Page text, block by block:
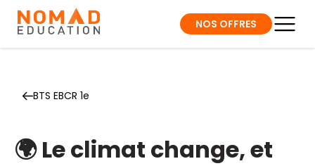
NOS OFFRES
BTS EBCR 1e
🌍 Le climat change, et